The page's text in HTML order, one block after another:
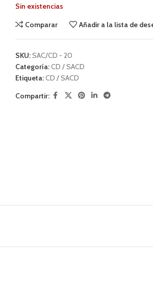
Sin existencias
Comparar
Añadir a la lista de
SKU:SAC/CD - 20
Categoría:CD / SACD
Etiqueta:CD / SACD
Compartir: